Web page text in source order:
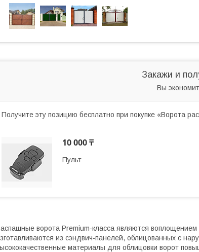
Закажи и
Вы
Получите эту позицию бесплатно при покупке «Ворота
10 000 ₸
Пульт
ворота Premium-класса являются
из сэндвич-панелей, облицованных с
материалы для облицовки ворот